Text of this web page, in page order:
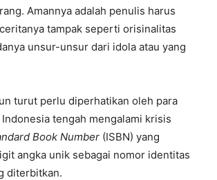
Amannya adalah penulis harus
tampak seperti orisinalitas
unsur-unsur dari idola atau yang
turut perlu diperhatikan oleh para
tengah mengalami krisis
Book Number (ISBN) yang
angka unik sebagai nomor identitas
diterbitkan.